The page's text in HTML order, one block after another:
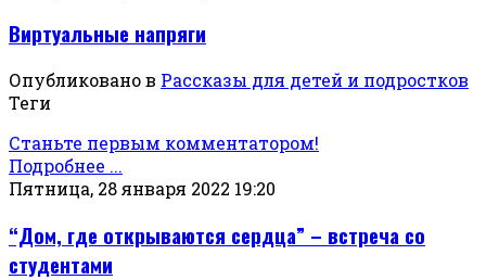
Виртуальные напряги
Опубликовано в Рассказы для детей и подростков
Теги
Станьте первым комментатором!
Подробнее ...
Пятница, 28 января 2022 19:20
“Дом, где открываются сердца” – встреча со
студентами